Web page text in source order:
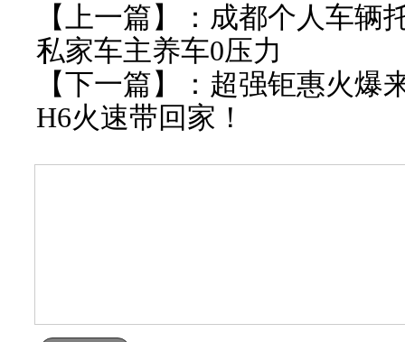
【上一篇】： 成都个人车辆
私家车主养车0压力
【下一篇】： 超强钜惠火爆
H6火速带回家！